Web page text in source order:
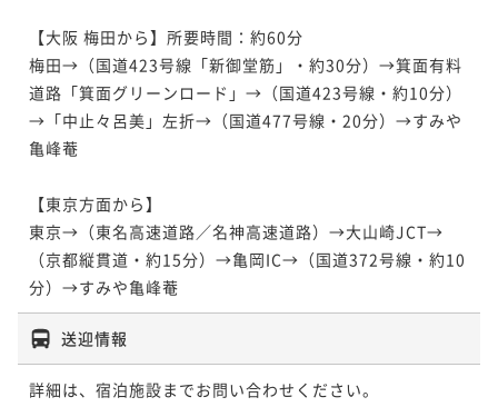
【大阪 梅田から】所要時間：約60分
梅田→（国道423号線「新御堂筋」・約30分）→箕面有料
道路「箕面グリーンロード」→（国道423号線・約10分）
→「中止々呂美」左折→（国道477号線・20分）→すみや
亀峰菴
【東京方面から】
東京→（東名高速道路／名神高速道路）→大山崎JCT→
（京都縦貫道・約15分）→亀岡IC→（国道372号線・約10
送迎情報
詳細は、宿泊施設までお問い合わせください。